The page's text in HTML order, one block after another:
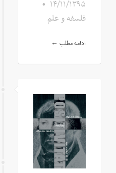
۱۴/۱۱/۱۳۹۵ •
فلسفه و علم
ادامه مطلب ←